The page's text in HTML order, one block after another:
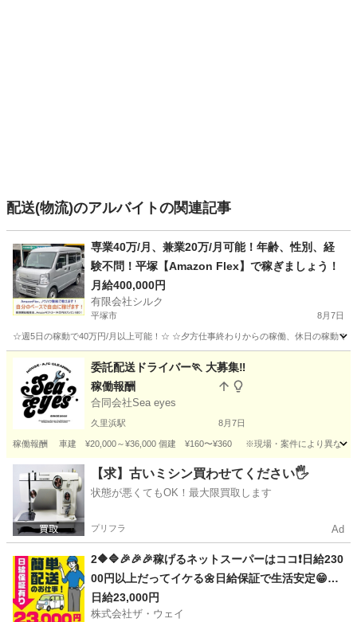
配送(物流)のアルバイトの関連記事
専業40万/月、兼業20万/月可能！年齢、性別、経
験不問！平塚【Amazon Flex】で稼ぎましょう！
月給400,000円
有限会社シルク
平塚市 8月7日
☆週5日の稼動で40万円/月以上可能！☆ ☆夕方仕事終わりからの稼働、休日の稼動で
神奈川 平塚市 配送 Amazon
委託配送ドライバー🏃 大募集‼️
稼働報酬
合同会社Sea eyes
久里浜駅 8月7日
稼働報酬 車建 ¥20,000～¥36,000 個建 ¥160〜¥360 ※現場・案件により異なる 月
神奈川 横須賀市 久里浜駅 配送 一人
【求】古いミシン買わせてください🖐️
状態が悪くてもOK！最大限買取します
プリフラ Ad
2🔶🔷🎉🎉🎉稼げるネットスーパーはココ❗️日給230
00円以上だってイケる🌼日給保証で生活安定😁😁
😁
日給23,000円
株式会社ザ・ウェイ